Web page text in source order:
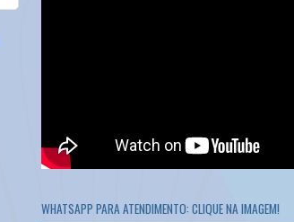
WHATSAPP PARA ATENDIMENTO: CLIQUE NA IMAGEM!